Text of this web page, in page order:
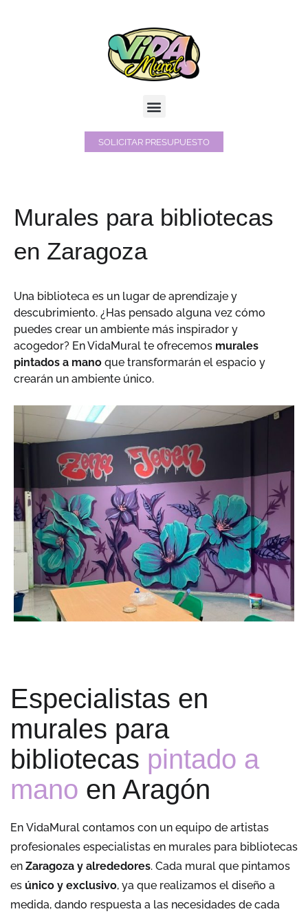
Menú
SOLICITAR PRESUPUESTO
Murales para bibliotecas
en Zaragoza
Una biblioteca es un lugar de aprendizaje y
descubrimiento. ¿Has pensado alguna vez cómo
puedes crear un ambiente más inspirador y
acogedor? EnVidaMural te ofrecemos murales
pintados a mano que transformarán el espacio y
crearán un ambiente único.
Especialistas en
murales para
bibliotecas pintado a
mano en Aragón
En VidaMural contamos con un equipo de artistas
profesionales especialistas en murales para bibliotecas
en Zaragoza y alrededores. Cada mural que pintamos
es único y exclusivo, ya que realizamos el diseño a
medida, dando respuesta a las necesidades de cada